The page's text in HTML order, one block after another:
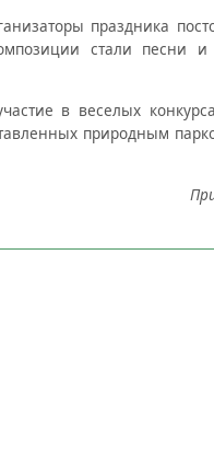
праздника
стали песни
в веселых
природным